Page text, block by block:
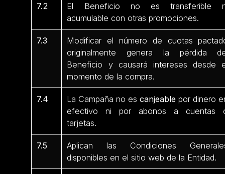
7.2
El Beneficio no es transferible
acumulable con otras promociones.
7.3
Modificar el número de cuotas
originalmente genera la pérdida
Beneficio y causará intereses desde
momento de la compra.
7.4 La Campaña no escanjeable por dinero
efectivo ni por abonos a cuentas
tarjetas.
7.5
Aplican las Condiciones
disponibles en el sitio web de la Entidad.